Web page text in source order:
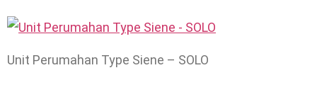
Unit Perumahan Type Siene – SOLO